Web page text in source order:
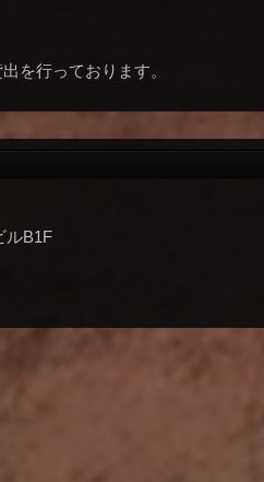
を行っております。
ルB1F